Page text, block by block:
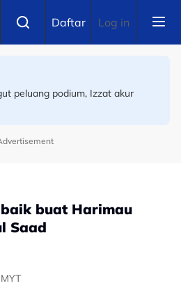
Daftar Log in
peluang podium, Izzat akur
tunggang kuda selepas 15
kini taruhan ekuestrian Malaysia
buat Harimau
Saad